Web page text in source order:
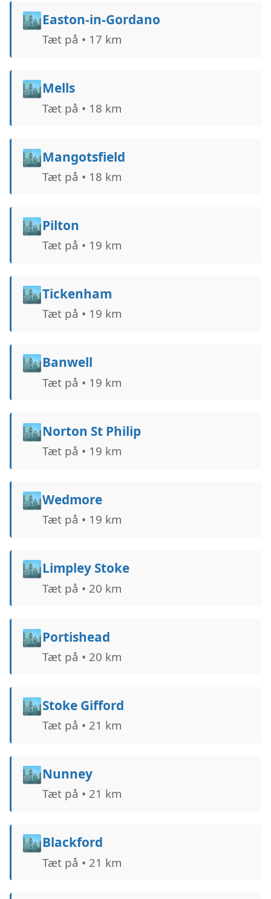
🏙️Easton-in-Gordano
Tæt på • 17 km
🏙️Mells
Tæt på • 18 km
🏙️Mangotsfield
Tæt på • 18 km
🏙️Pilton
Tæt på • 19 km
🏙️Tickenham
Tæt på • 19 km
🏙️Banwell
Tæt på • 19 km
🏙️Norton St Philip
Tæt på • 19 km
🏙️Wedmore
Tæt på • 19 km
🏙️Limpley Stoke
Tæt på • 20 km
🏙️Portishead
Tæt på • 20 km
🏙️Stoke Gifford
Tæt på • 21 km
🏙️Nunney
Tæt på • 21 km
🏙️Blackford
Tæt på • 21 km